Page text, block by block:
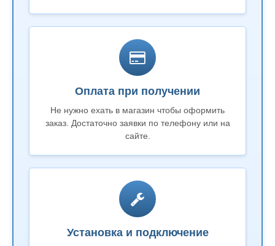
Оплата при получении
Не нужно ехать в магазин чтобы оформить
заказ. Достаточно заявки по телефону или на
сайте.
Установка и подключение